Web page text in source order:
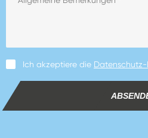
Ich akzeptiere die